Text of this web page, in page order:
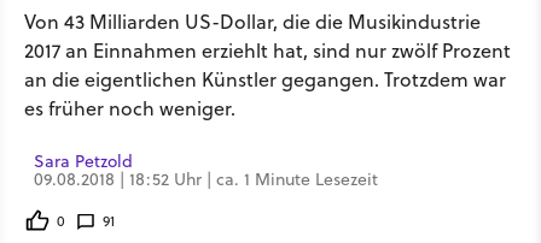
Von 43 Milliarden US-Dollar, die die Musikindustrie
2017 an Einnahmen erziehlt hat, sind nur zwölf Prozent
an die eigentlichen Künstler gegangen. Trotzdem war
es früher noch weniger.
Sara Petzold
09.08.2018 | 18:52 Uhr | ca. 1 Minute Lesezeit
0 91